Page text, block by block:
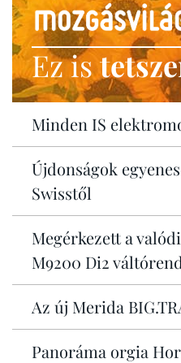
Ez is
Minden IS
Újdonságok
Swisstől
Megérkezett a
M9200 Di2
Az új Merida
Panoráma orgia